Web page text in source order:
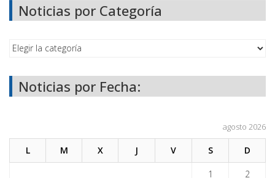
Noticias por Categoría
Noticias por Fecha:
agosto 2026
L M X J V S D
1 2